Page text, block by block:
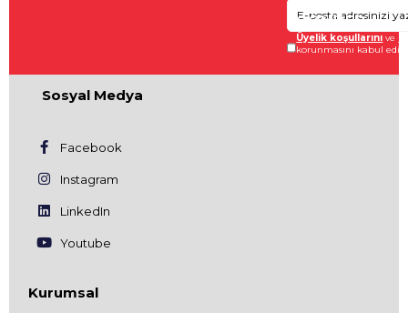
GÖNDER
Üyelik koşullarını ve
korunmasını kabul
Sosyal Medya
Facebook
Instagram
LinkedIn
Youtube
Kurumsal